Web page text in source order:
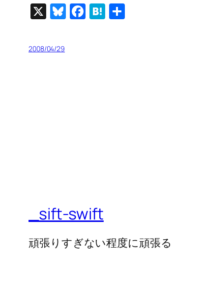
X Bluesky
Facebook
Hatena
2008/04/29
_sift-swift
頑張りすぎない程度に頑張る